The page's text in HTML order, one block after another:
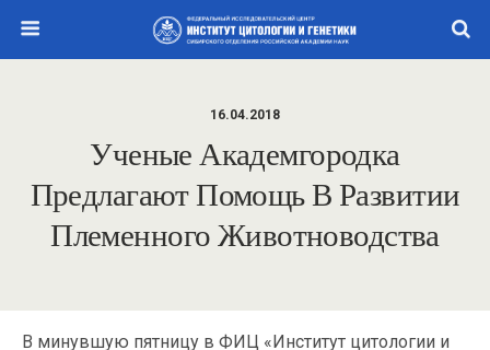
16.04.2018
Ученые Академгородка
Предлагают Помощь В Развитии
Племенного Животноводства
В минувшую пятницу в ФИЦ «Институт цитологии и